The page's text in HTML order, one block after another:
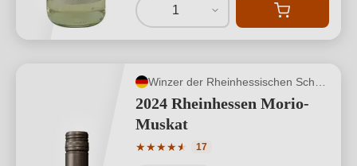
1
2024 Rheinhessen Morio-
Muskat
★★★★★
★
Durchschnittliche Bewertung von 4.88
17